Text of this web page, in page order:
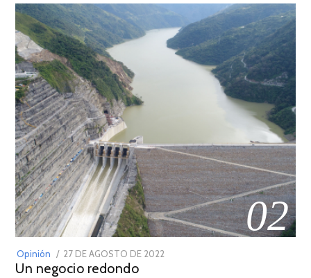
02
Opinión
POSTED
ON
27 DE AGOSTO DE 2022
Un negocio redondo